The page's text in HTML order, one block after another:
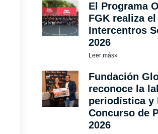
El Programa
FGK realiza
Intercentros
2026
Leer más»
Fundación
reconoce la
periodística y
Concurso de
2026